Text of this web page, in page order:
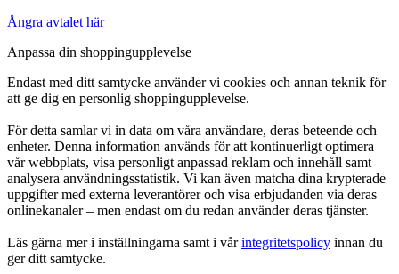
Ångra avtalet här
Anpassa din shoppingupplevelse
Endast med ditt samtycke använder vi cookies och annan teknik för
att ge dig en personlig shoppingupplevelse.
För detta samlar vi in data om våra användare, deras beteende och
enheter. Denna information används för att kontinuerligt optimera
vår webbplats, visa personligt anpassad reklam och innehåll samt
analysera användningsstatistik. Vi kan även matcha dina krypterade
uppgifter med externa leverantörer och visa erbjudanden via deras
onlinekanaler – men endast om du redan använder deras tjänster.
Läs gärna mer i inställningarna samt i vårintegritetspolicy innan du
ger ditt samtycke.